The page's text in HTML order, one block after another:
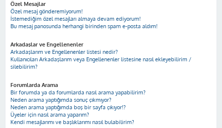
Özel Mesajlar
Özel mesaj gönderemiyorum!
İstemediğim özel mesajları almaya devam ediyorum!
Bu mesaj panosunda herhangi birinden spam e-posta aldım!
Arkadaşlar ve Engellenenler
Arkadaşlarım ve Engellenenler listesi nedir?
Kullanıcıları Arkadaşlarım veya Engellenenler listesine nasıl ekleyebilirim /
silebilirim?
Forumlarda Arama
Bir forumda ya da forumlarda nasıl arama yapabilirim?
Neden arama yaptığımda sonuç çıkmıyor?
Neden arama yaptığımda boş bir sayfa çıkıyor!?
Üyeler için nasıl arama yaparım?
Kendi mesajlarımı ve başlıklarımı nasıl bulabilirim?